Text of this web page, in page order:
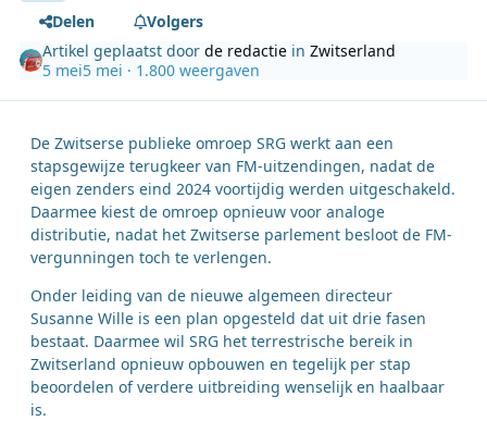
Delen
Volgers
Artikel geplaatst doorde redactie inZwitserland
5 mei5 mei · 1.800 weergaven
De Zwitserse publieke omroep SRG werkt aan een
stapsgewijze terugkeer van FM-uitzendingen, nadat de
eigen zenders eind 2024 voortijdig werden uitgeschakeld.
Daarmee kiest de omroep opnieuw voor analoge
distributie, nadat het Zwitserse parlement besloot de FM-
vergunningen toch te verlengen.
Onder leiding van de nieuwe algemeen directeur
Susanne Wille is een plan opgesteld dat uit drie fasen
bestaat. Daarmee wil SRG het terrestrische bereik in
Zwitserland opnieuw opbouwen en tegelijk per stap
beoordelen of verdere uitbreiding wenselijk en haalbaar
is.